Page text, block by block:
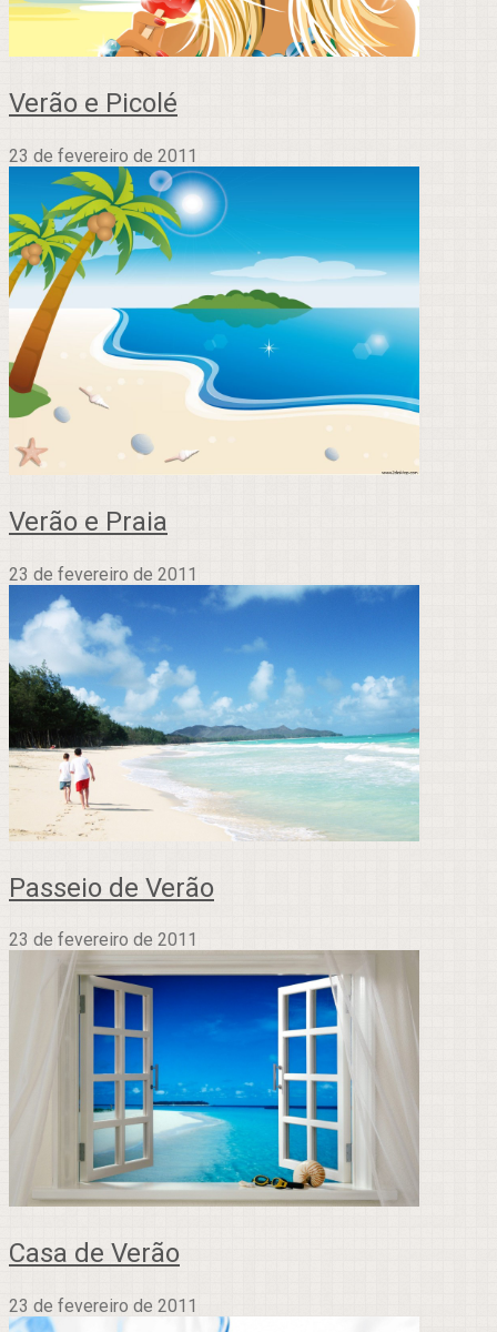
Verão e Picolé
23 de fevereiro de 2011
Verão e Praia
23 de fevereiro de 2011
Passeio de Verão
23 de fevereiro de 2011
Casa de Verão
23 de fevereiro de 2011